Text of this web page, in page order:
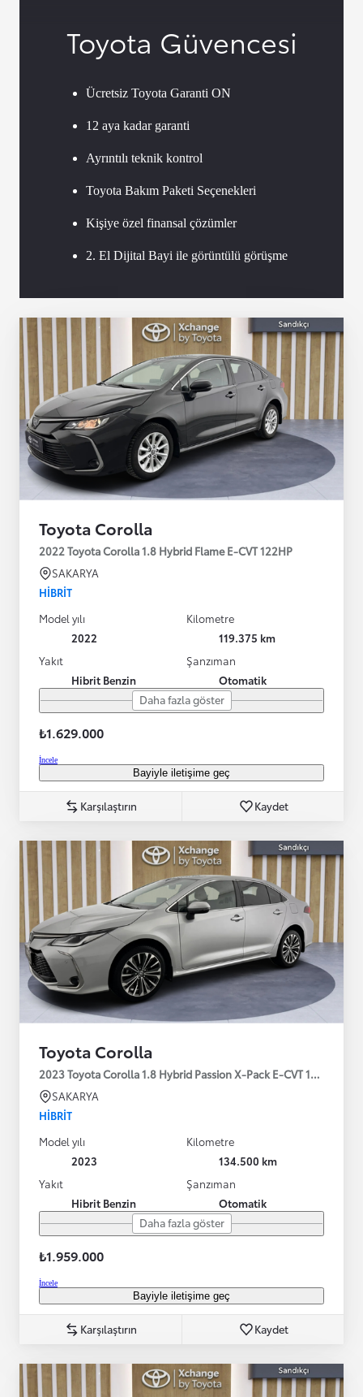
Toyota Güvencesi
Ücretsiz Toyota Garanti ON
12 aya kadar garanti
Ayrıntılı teknik kontrol
Toyota Bakım Paketi Seçenekleri
Kişiye özel finansal çözümler
2. El Dijital Bayi ile görüntülü görüşme
Toyota Corolla
2022 Toyota Corolla 1.8 Hybrid Flame E-CVT 122HP
SAKARYA
HIBRIT
Model yılı
2022
Kilometre
119.375 km
Yakıt
Hibrit Benzin
Şanzıman
Otomatik
Daha fazla göster
₺1.629.000
İncele
Bayiyle iletişime geç
Karşılaştırın Kaydet
Toyota Corolla
2023 Toyota Corolla 1.8 Hybrid Passion X-Pack E-CVT 140HP
SAKARYA
HIBRIT
Model yılı
2023
Kilometre
134.500 km
Yakıt
Hibrit Benzin
Şanzıman
Otomatik
Daha fazla göster
₺1.959.000
İncele
Bayiyle iletişime geç
Karşılaştırın Kaydet